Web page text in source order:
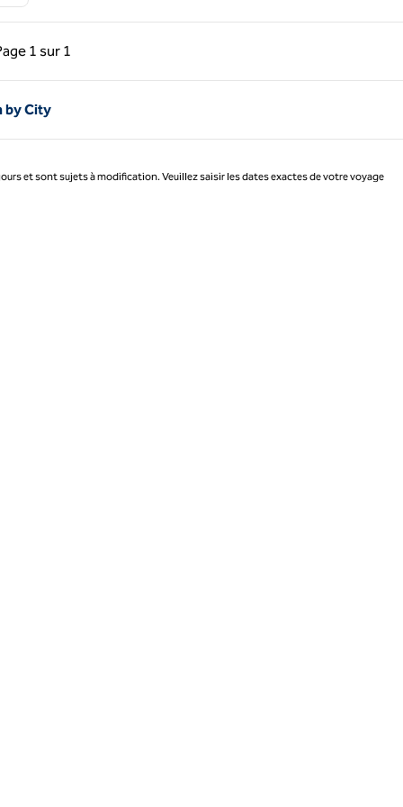
Page 1 sur 1
précédente, 1 sur 1
1 sur 1
by City
et sont sujets à modification. Veuillez saisir les dates exactes de votre voyage